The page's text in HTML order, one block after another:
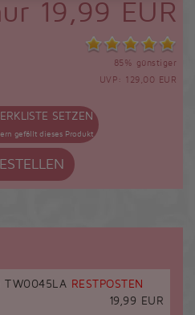
19,99 EUR
85% günstiger
UVP: 129,00 EUR
SETZEN
gefällt dieses Produkt
TW0045LA RESTPOSTEN
19,99 EUR